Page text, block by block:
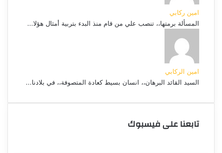
امين ركابي
المسألة برمتها،، تنصب علي من قام منذ البدء بتربية أمثال هؤلا...
امين الركابي
السيد القائد البرهان،، انسان بسيط كعادة المتصوفة،، في بلادنا...
تابعنا على فيسبوك